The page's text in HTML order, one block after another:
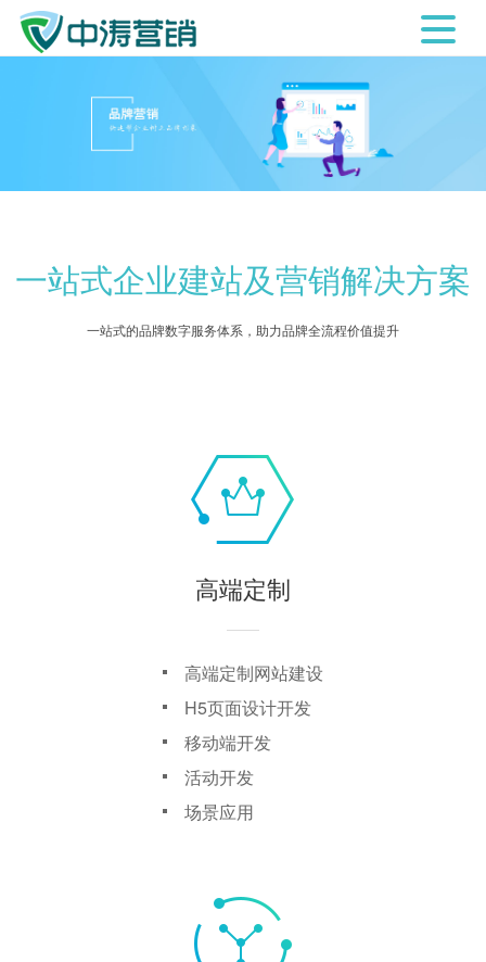
一站式企业建站及营销解决方案
一站式的品牌数字服务体系，助力品牌全流程价值提升
高端定制
高端定制网站建设
H5页面设计开发
移动端开发
活动开发
场景应用